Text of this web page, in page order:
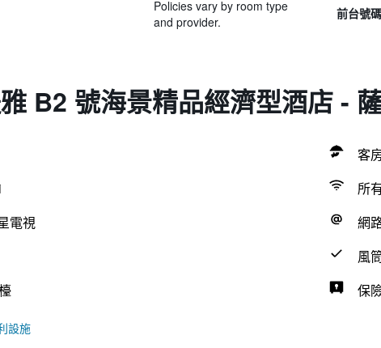
Policies vary by room type
and provider.
前台號碼
B2 號海景精品經濟型酒店 -
客
所
電視
網
風
保
設施